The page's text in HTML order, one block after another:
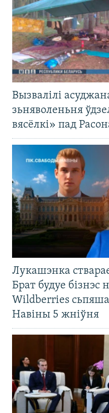
Вызвалілі
зьняволеньня
вясёлкі» пад
Лукашэнка
Брат будуе бізнэс
Wildberries
Навіны 5 жніўня